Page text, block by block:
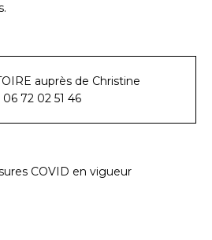
auprès de Christine
72 02 51 46
COVID en vigueur